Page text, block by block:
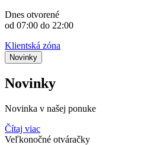
Dnes otvorené
od 07:00 do 22:00
Klientská zóna
Novinky
Novinky
Novinka v našej ponuke
Čítaj viac
Veľkonočné otváračky